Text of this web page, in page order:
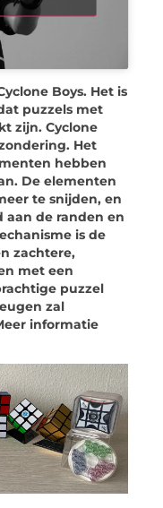
Boys. Het is
puzzels met
zijn. Cyclone
Het
hebben
De elementen
te snijden, en
aan de randen en
is de
zachtere,
met een
puzzel
zal
informatie